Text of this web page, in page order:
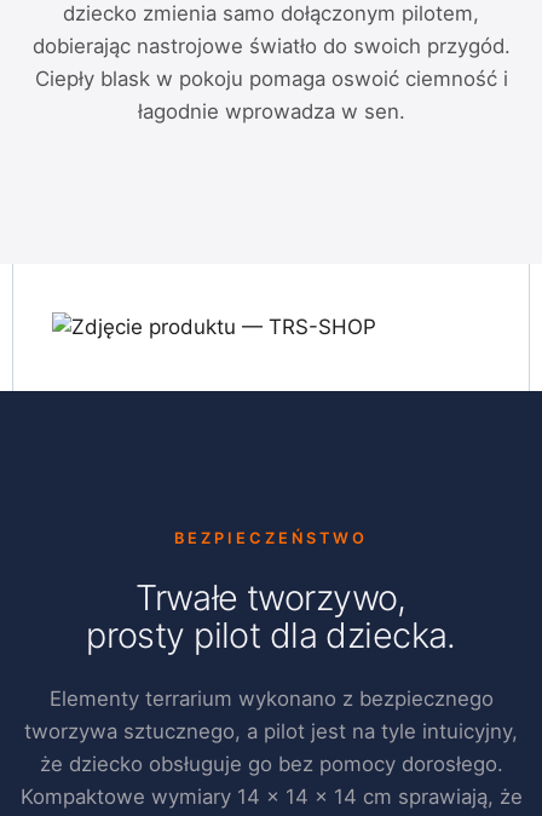
dziecko zmienia samo dołączonym pilotem,
dobierając nastrojowe światło do swoich przygód.
Ciepły blask w pokoju pomaga oswoić ciemność i
łagodnie wprowadza w sen.
BEZPIECZEŃSTWO
Trwałe tworzywo,
prosty pilot dla dziecka.
Elementy terrarium wykonano z bezpiecznego
tworzywa sztucznego, a pilot jest na tyle intuicyjny,
że dziecko obsługuje go bez pomocy dorosłego.
Kompaktowe wymiary 14 × 14 × 14 cm sprawiają, że